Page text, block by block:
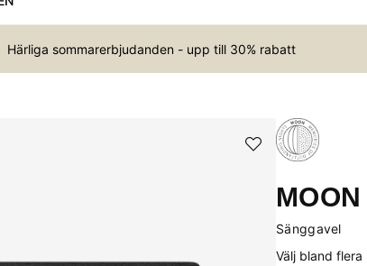
Härliga sommarerbjudanden - upp till 30% rabatt
Sänggavel
Välj bland